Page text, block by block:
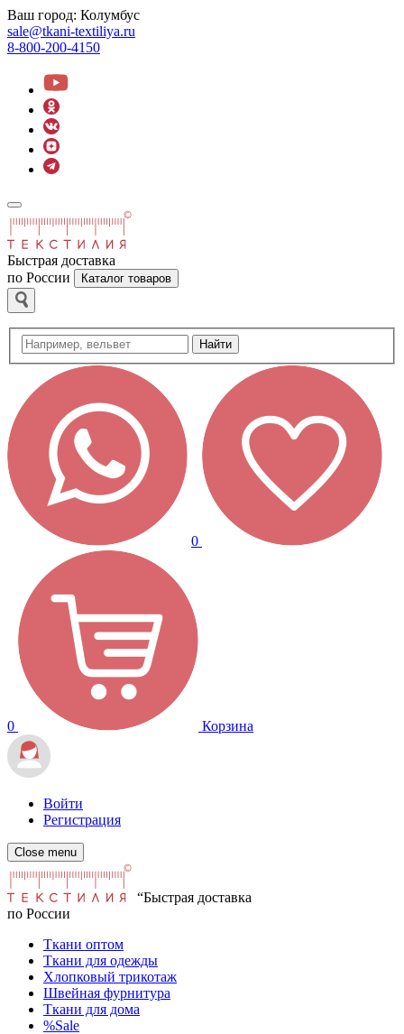
Ваш город: Колумбус
sale@tkani-textiliya.ru
8-800-200-4150
Быстрая доставка
по России
Каталог товаров
Найти
0
0 Корзина
Войти
Регистрация
Close menu
“Быстрая доставка
по России
Ткани оптом
Ткани для одежды
Хлопковый трикотаж
Швейная фурнитура
Ткани для дома
%Sale